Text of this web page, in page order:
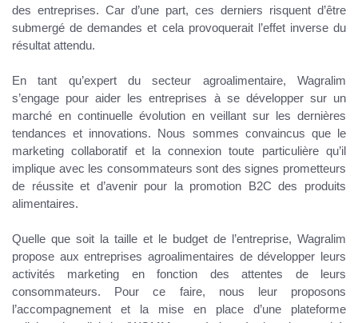
des entreprises. Car d’une part, ces derniers risquent d’être
submergé de demandes et cela provoquerait l’effet inverse du
résultat attendu.
En tant qu’expert du secteur agroalimentaire, Wagralim
s’engage pour aider les entreprises à se développer sur un
marché en continuelle évolution en veillant sur les dernières
tendances et innovations. Nous sommes convaincus que le
marketing collaboratif et la connexion toute particulière qu’il
implique avec les consommateurs sont des signes prometteurs
de réussite et d’avenir pour la promotion B2C des produits
alimentaires.
Quelle que soit la taille et le budget de l’entreprise, Wagralim
propose aux entreprises agroalimentaires de développer leurs
activités marketing en fonction des attentes de leurs
consommateurs. Pour ce faire, nous leur proposons
l’accompagnement et la mise en place d’une plateforme